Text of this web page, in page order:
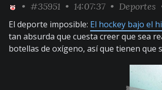
• #35951 • 14:07:37 • Deportes
El deporte imposible: El hockey bajo el
tan absurda que cuesta creer que sea
botellas de oxígeno, así que tienen que